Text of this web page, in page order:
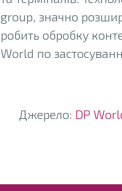
group, значно
робить обробку
World по
Джерело: DP